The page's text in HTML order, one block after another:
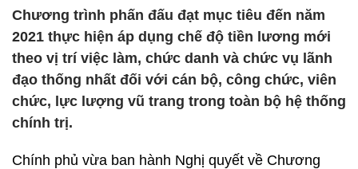
Chương trình phấn đấu đạt mục tiêu đến năm
2021 thực hiện áp dụng chế độ tiền lương mới
theo vị trí việc làm, chức danh và chức vụ lãnh
đạo thống nhất đối với cán bộ, công chức, viên
chức, lực lượng vũ trang trong toàn bộ hệ thống
chính trị.
Chính phủ vừa ban hành Nghị quyết về Chương